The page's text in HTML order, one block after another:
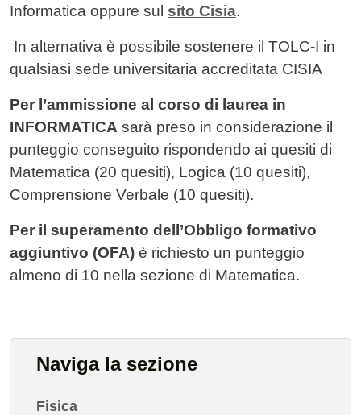
Informatica oppure sul sito Cisia.
In alternativa è possibile sostenere il TOLC-I in
qualsiasi sede universitaria accreditata CISIA
Per l’ammissione al corso di laurea in
INFORMATICA sarà preso in considerazione il
punteggio conseguito rispondendo ai quesiti di
Matematica (20 quesiti), Logica (10 quesiti),
Comprensione Verbale (10 quesiti).
Per il superamento dell’Obbligo formativo
aggiuntivo (OFA) è richiesto un punteggio
almeno di 10 nella sezione di Matematica.
Naviga la sezione
Fisica